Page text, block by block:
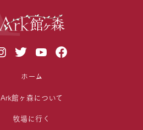
ホーム
Ark館ヶ森について
牧場に行く